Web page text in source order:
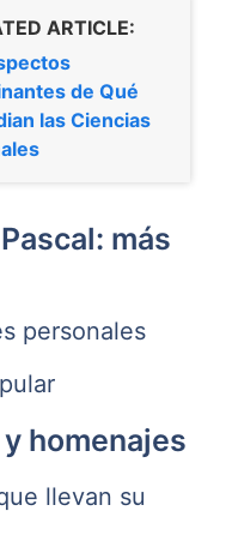
ARTICLE:
de Qué
las Ciencias
más
personales
homenajes
llevan su